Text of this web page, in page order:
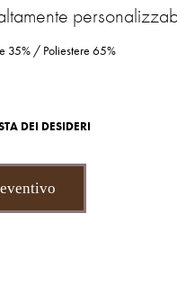
35% / Poliestere 65%
DEI DESIDERI